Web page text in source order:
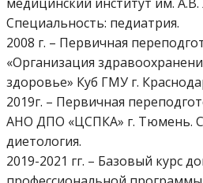
Специальность: педиатрия.
2008 г. – Первичная
«Организация
здоровье» Куб ГМУ г.
2019г. – Первичная
АНО ДПО «ЦСПКА» г. Тюмень.
диетология.
2019-2021 гг. – Базовый курс